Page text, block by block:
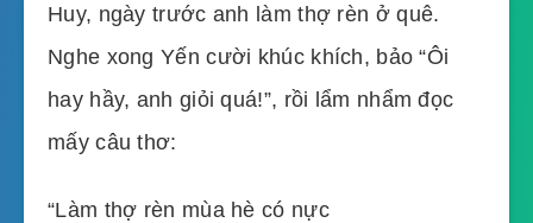
Huy, ngày trước anh làm thợ rèn ở quê.
Nghe xong Yến cười khúc khích, bảo “Ôi
hay hầy, anh giỏi quá!”, rồi lẩm nhẩm đọc
mấy câu thơ:
“Làm thợ rèn mùa hè có nực